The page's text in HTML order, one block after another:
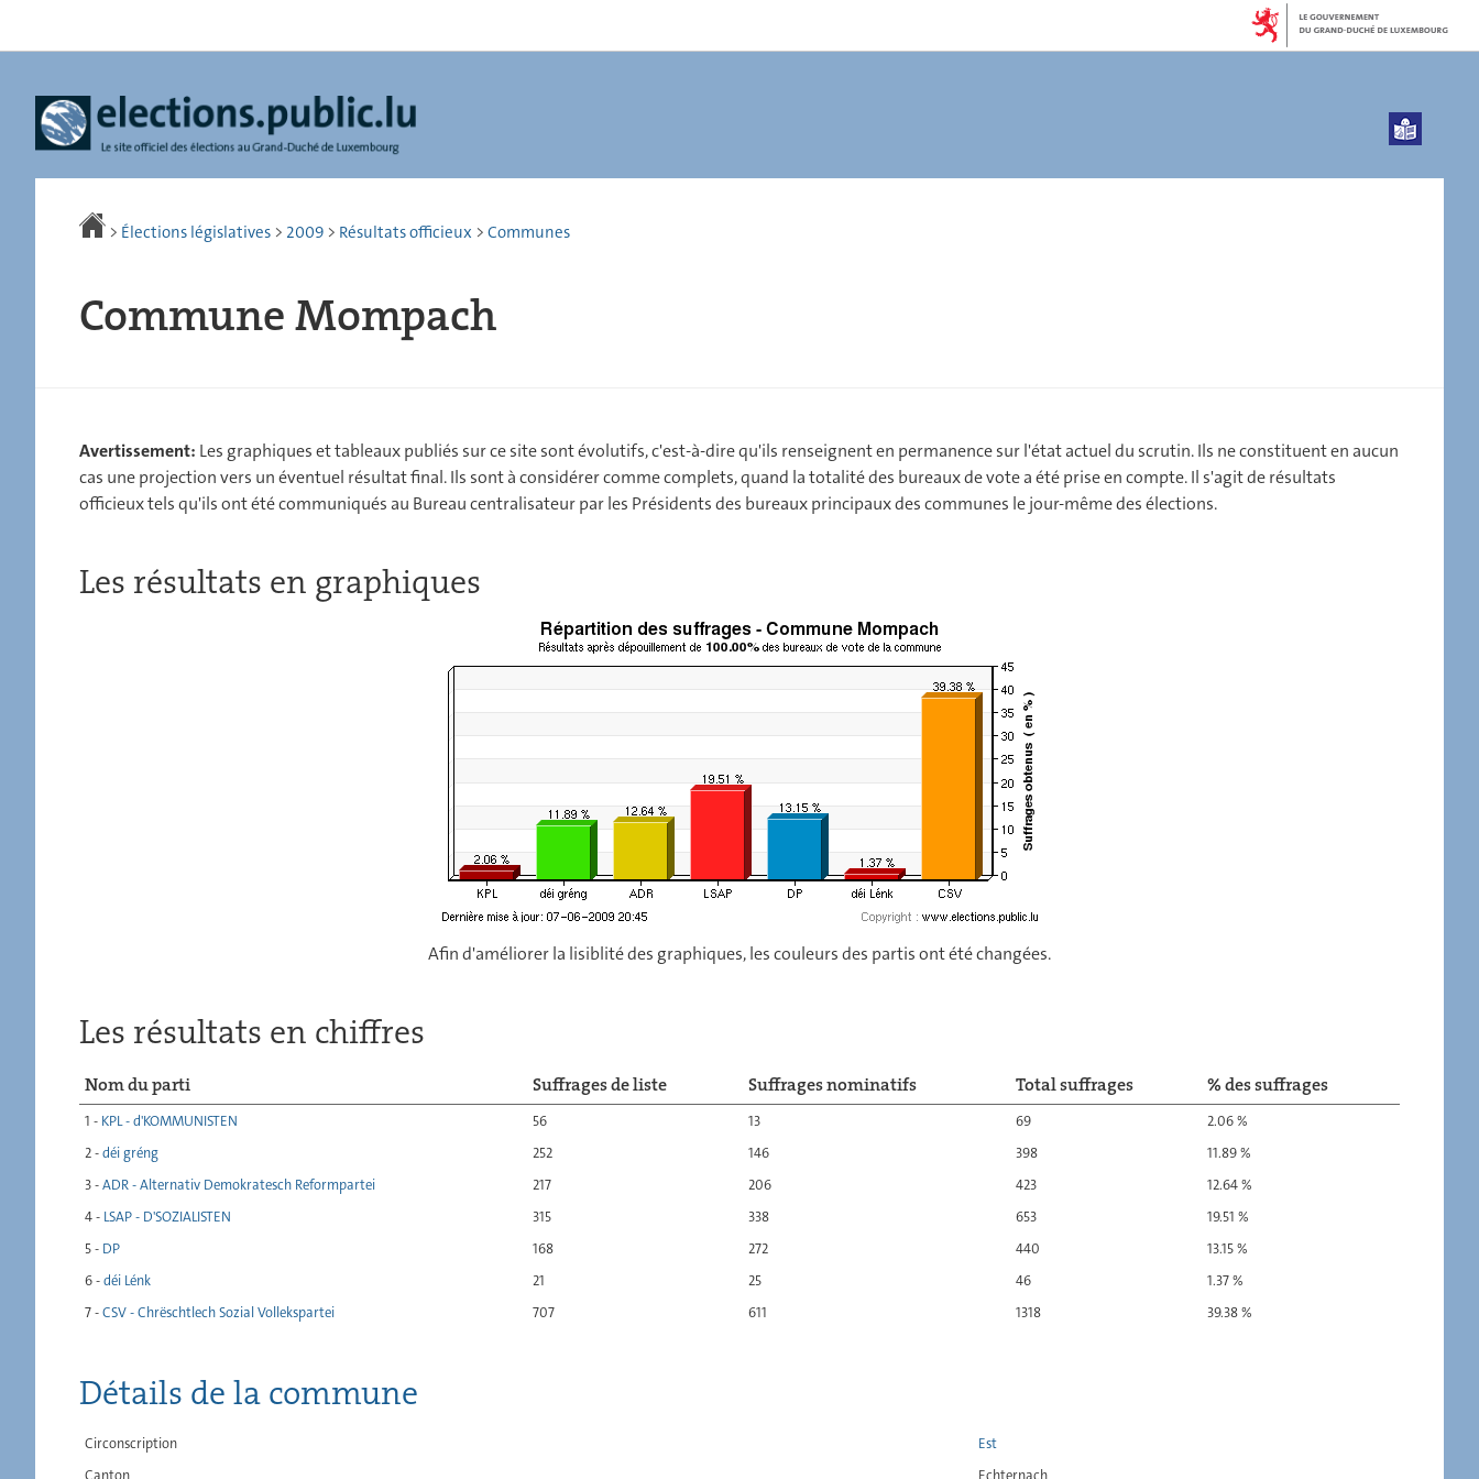
navigation
> Élections législatives > 2009 > Résultats officieux > Communes
Commune Mompach
Avertissement: Les graphiques et tableaux publiés sur ce site sont évolutifs, c'est-à-dire qu'ils renseignent en permanence sur l'état actuel du scrutin. Ils ne constituent en aucun
cas une projection vers un éventuel résultat final. Ils sont à considérer comme complets, quand la totalité des bureaux de vote a été prise en compte. Il s'agit de résultats
officieux tels qu'ils ont été communiqués au Bureau centralisateur par les Présidents des bureaux principaux des communes le jour-même des élections.
Les résultats en graphiques
Afin d'améliorer la lisiblité des graphiques, les couleurs des partis ont été changées.
Les résultats en chiffres
Nom du parti Suffrages de liste Suffrages nominatifs Total suffrages % des suffrages
1 - KPL - d'KOMMUNISTEN 56 13 69
2.06 %
2 -déi gréng 252 146 398
11.89 %
3 -ADR - Alternativ Demokratesch Reformpartei 217 206 423
12.64 %
4 - LSAP - D'SOZIALISTEN 315 338 653
19.51 %
5 - DP 168 272 440
13.15 %
6 -déi Lénk 21 25 46
1.37 %
7 -CSV - Chrëschtlech Sozial Vollekspartei 707 611 1318 39.38 %
Détails de la commune
Circonscription
Est
Canton
Echternach